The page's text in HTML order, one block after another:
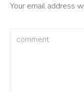
Your email address